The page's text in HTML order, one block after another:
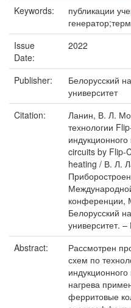
Keywords:
публикации
Issue
Date:
2022
Publisher:
Белорусский
университет
Citation:
Ланин, В. Л.
технологии
circuits by Flip-
heating / В. Л.
конференции,
Белорусский
университет.
Abstract:
Рассмотрен
схем по
нагрева
ферритовые